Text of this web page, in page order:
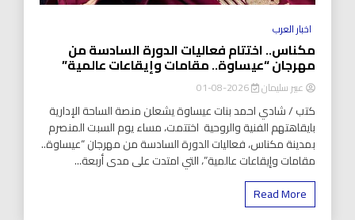
اخبار العرب
مكناس.. اختتام فعاليات الدورة السادسة من
مهرجان “عيساوة.. مقامات وإيقاعات عالمية”
عبير سليمان 2026-08-01
كتب / شادي احمد بنات عيساوة يشعلن منصة الساحة الإدارية
بايقاهتهم الفنية والروحية اختتمت، مساء يوم السبت المنصرم
بمدينة مكناس، فعاليات الدورة السادسة من مهرجان “عيساوة..
مقامات وإيقاعات عالمية”، التي امتدت على مدى أربعة...
Read More